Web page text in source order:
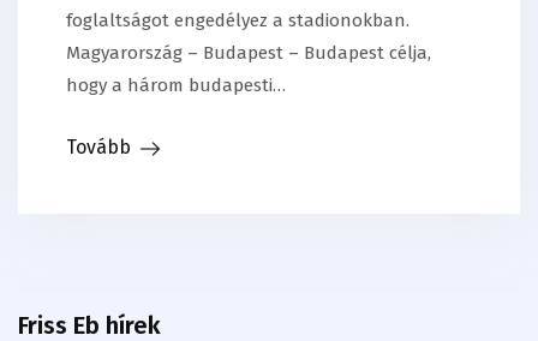
foglaltságot engedélyez a stadionokban.
Magyarország – Budapest – Budapest célja,
hogy a három budapesti…
Tovább
Friss Eb hírek